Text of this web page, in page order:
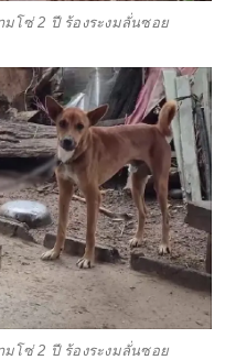
โซ่ 2 ปี ร้องระงมลั่นซอย
โซ่ 2 ปี ร้องระงมลั่นซอย